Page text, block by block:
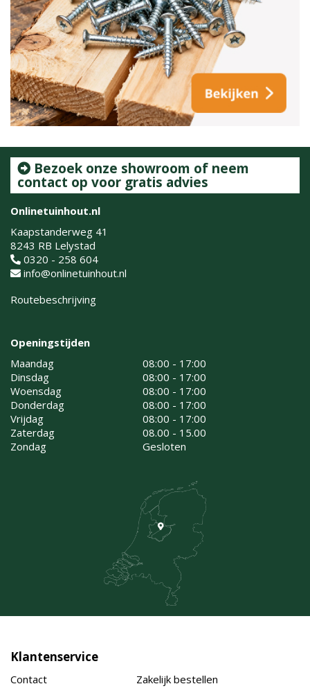
Bezoek onze showroom of neem
contact op voor gratis advies
Onlinetuinhout.nl
Kaapstanderweg 41
8243 RB Lelystad
0320 - 258 604
info@onlinetuinhout.nl
Routebeschrijving
Openingstijden
Maandag
08:00 - 17:00
Dinsdag
08:00 - 17:00
Woensdag
08:00 - 17:00
Donderdag
08:00 - 17:00
Vrijdag
08:00 - 17:00
Zaterdag
08.00 - 15.00
Zondag
Gesloten
Klantenservice
Contact
Zakelijk bestellen